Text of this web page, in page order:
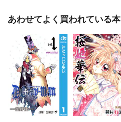
あわせてよく買われている本